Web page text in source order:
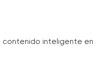
contenido inteligente en